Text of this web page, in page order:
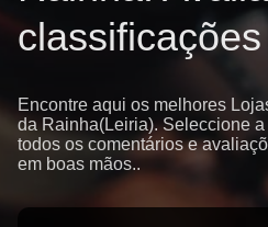
classificações
Encontre aqui os melhores
da Rainha(Leiria). Seleccione
todos os comentários e
em boas mãos..